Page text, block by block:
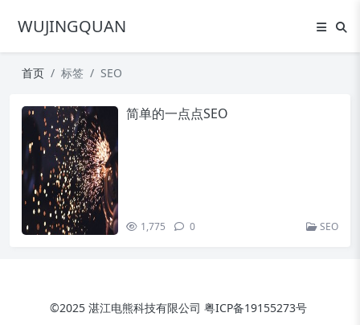
WUJINGQUAN
首页 标签 SEO
简单的一点点SEO
1,775 0 SEO
©2025 湛江电熊科技有限公司 粤ICP备19155273号